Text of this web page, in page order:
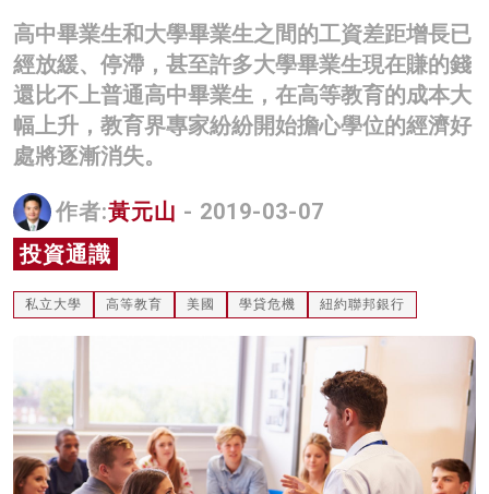
商業
科技
影片
名家榜
灼見活動
高中畢業生和大學畢業生之間的工資差距增長已
經放緩、停滯，甚至許多大學畢業生現在賺的錢
還比不上普通高中畢業生，在高等教育的成本大
幅上升，教育界專家紛紛開始擔心學位的經濟好
處將逐漸消失。
作者:黃元山 - 2019-03-07
投資通識
私立大學 高等教育 美國 學貸危機 紐約聯邦銀行